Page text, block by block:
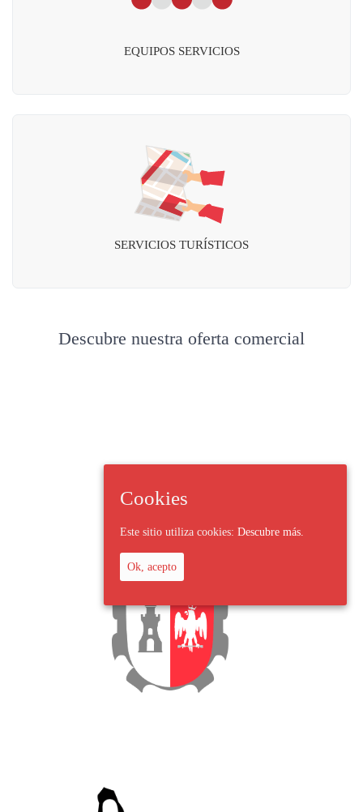
EQUIPOS SERVICIOS
SERVICIOS TURÍSTICOS
Descubre nuestra oferta comercial
Cookies
Este sitio utiliza cookies: Descubre más.
Ok, acepto